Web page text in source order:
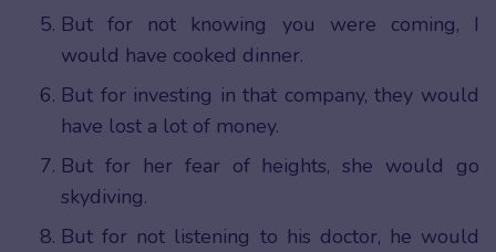
But for not knowing you were coming, I
would have cooked dinner.
But for investing in that company, they would
have lost a lot of money.
But for her fear of heights, she would go
skydiving.
But for not listening to his doctor, he would